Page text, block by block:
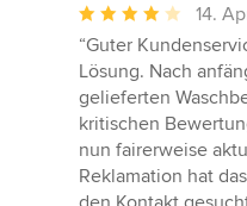
Durchschnittliche
Bewertung:
4
von
5
Sternen
14.
“Guter
Lösung. Nach
gelieferten
kritischen
nun fairerweise
Reklamation hat